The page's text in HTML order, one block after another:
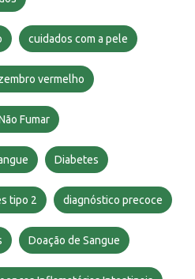
cuidados com a pele
vermelho
Fumar
Diabetes
tipo 2 diagnóstico precoce
Doação de Sangue